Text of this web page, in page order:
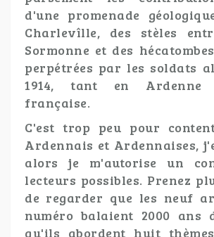
d'une promenade
Charlevîlle, des stèles
Sormonne et des
perpétrées par les soldats
1914, tant en Ardenne
française.
C'est trop peu pour
Ardennais et Ardennaises,
alors je m'autorise un
lecteurs possibles. Prenez
de regarder que les neuf
numéro balaient 2000 ans
qu'ils abordent huit